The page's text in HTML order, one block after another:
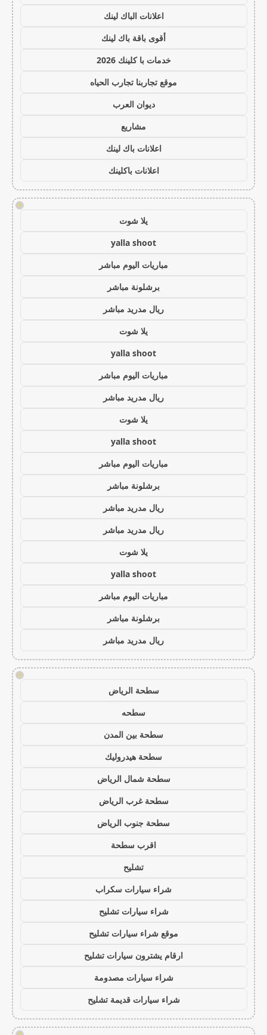
اعلانات الباك لينك
أقوى باقة باك لينك
خدمات با كلينك 2026
موقع تجاربنا تجارب الحياه
ديوان العرب
مشاريع
اعلانات باك لينك
اعلانات باكلينك
!
يلا شوت
yalla shoot
مباريات اليوم مباشر
برشلونة مباشر
ريال مدريد مباشر
يلا شوت
yalla shoot
مباريات اليوم مباشر
ريال مدريد مباشر
يلا شوت
yalla shoot
مباريات اليوم مباشر
برشلونة مباشر
ريال مدريد مباشر
ريال مدريد مباشر
يلا شوت
yalla shoot
مباريات اليوم مباشر
برشلونة مباشر
ريال مدريد مباشر
!
سطحة الرياض
سطحه
سطحة بين المدن
سطحة هيدروليك
سطحة شمال الرياض
سطحة غرب الرياض
سطحة جنوب الرياض
اقرب سطحة
تشليح
شراء سيارات سكراب
شراء سيارات تشليح
موقع شراء سيارات تشليح
ارقام يشترون سيارات تشليح
شراء سيارات مصدومة
شراء سيارات قديمة تشليح